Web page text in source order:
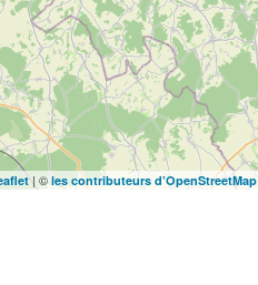
| © les contributeurs d’OpenStreetMap